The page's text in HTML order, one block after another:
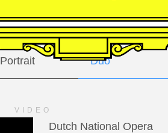
GALLERY
Portrait Duo
VIDEO
Dutch National Opera